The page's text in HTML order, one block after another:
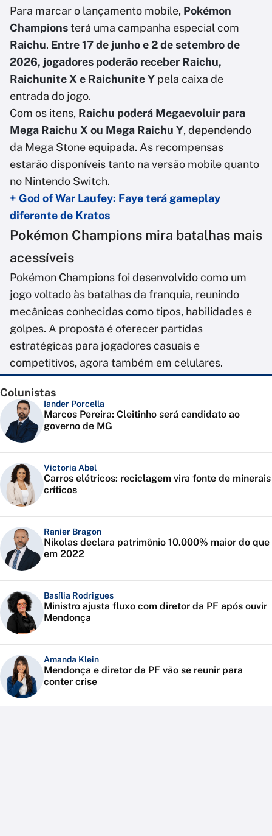
Para marcar o lançamento mobile, Pokémon
Championsterá uma campanha especial com
Raichu. Entre 17 de junho e 2 de setembro de
2026, jogadores poderão receber Raichu,
Raichunite X e Raichunite Y pela caixa de
entrada do jogo.
Com os itens, Raichu poderá Megaevoluir para
Mega Raichu X ou Mega Raichu Y, dependendo
da Mega Stone equipada. As recompensas
estarão disponíveis tanto na versão mobile quanto
no Nintendo Switch.
+ God of War Laufey: Faye terá gameplay
diferente de Kratos
Pokémon Champions mira batalhas mais
acessíveis
Pokémon Champions foi desenvolvido como um
jogo voltado às batalhas da franquia, reunindo
mecânicas conhecidas como tipos, habilidades e
golpes. A proposta é oferecer partidas
estratégicas para jogadores casuais e
competitivos, agora também em celulares.
Colunistas
Iander Porcella
Marcos Pereira: Cleitinho será candidato ao
governo de MG
Victoria Abel
Carros elétricos: reciclagem vira fonte de minerais
críticos
Ranier Bragon
Nikolas declara patrimônio 10.000% maior do que
em 2022
Basília Rodrigues
Ministro ajusta fluxo com diretor da PF após ouvir
Mendonça
Amanda Klein
Mendonça e diretor da PF vão se reunir para
conter crise